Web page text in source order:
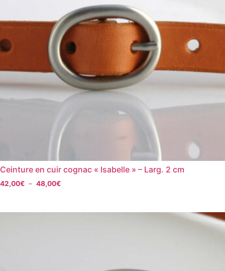
Ceinture en cuir cognac « Isabelle » – Larg. 2 cm
42,00€ – 48,00€